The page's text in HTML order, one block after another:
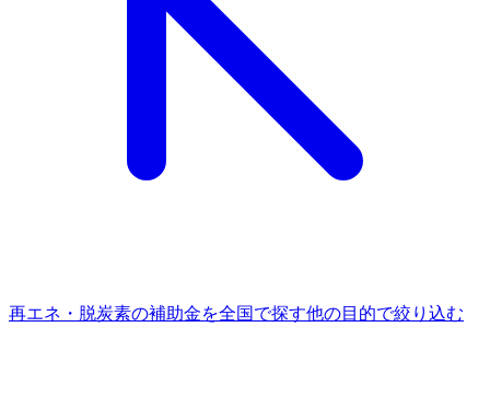
再エネ・脱炭素の補助金を全国で探す他の目的で絞り込む